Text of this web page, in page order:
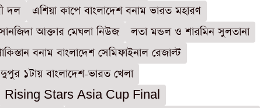
দল
এশিয়া কাপে বাংলাদেশ বনাম ভারত মহারণ
আক্তার মেঘলা নিউজ
লতা মন্ডল ও শারমিন সুলতানা
বনাম বাংলাদেশ সেমিফাইনাল রেজাল্ট
১টায় বাংলাদেশ-ভারত খেলা
Rising Stars Asia Cup Final